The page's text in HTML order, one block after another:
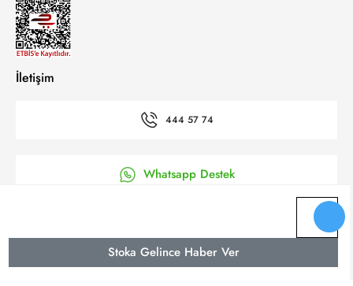
Stoka Gelince Haber Ver
İletişim
444 57 74
Whatsapp Destek